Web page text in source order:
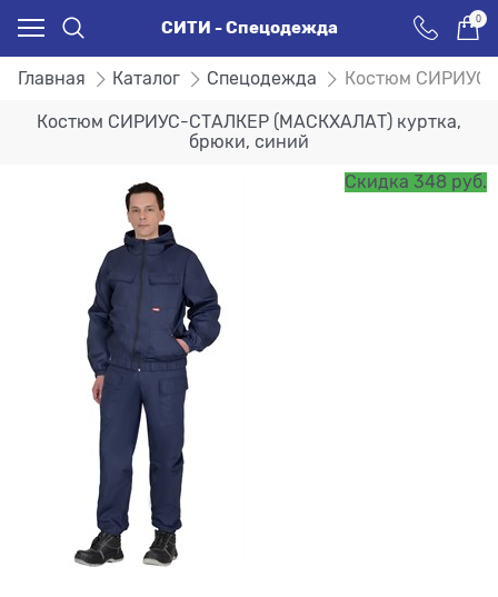
СИТИ - Спецодежда 0
Главная Каталог Спецодежда Костюм
Костюм СИРИУС-СТАЛКЕР (МАСКХАЛАТ) куртка,
брюки, синий
Скидка 348 руб.